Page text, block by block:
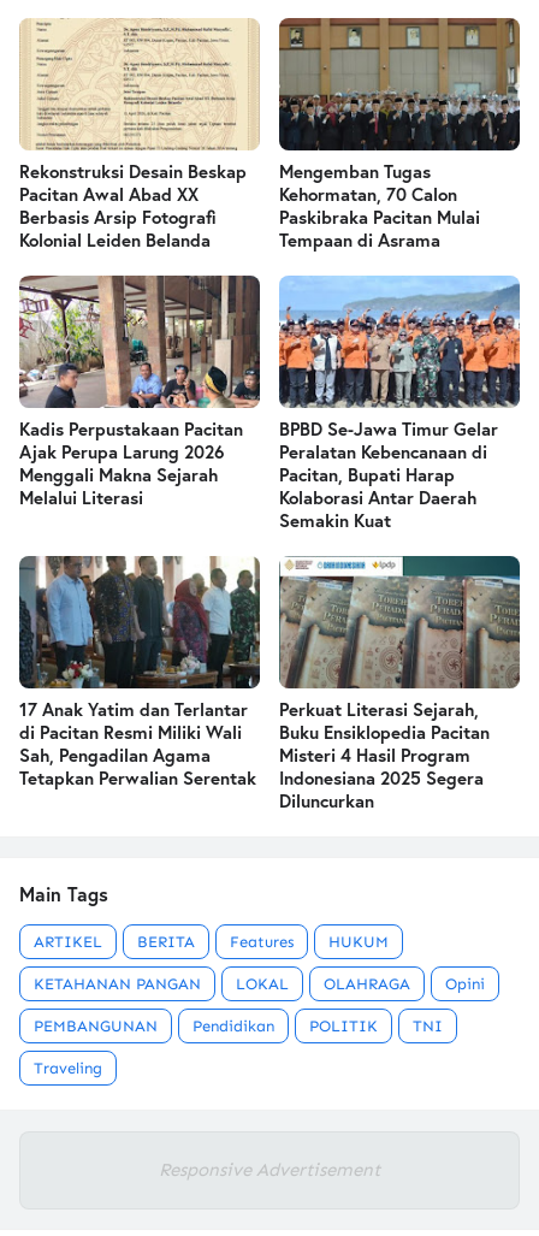
Rekonstruksi Desain Beskap
Pacitan Awal Abad XX
Berbasis Arsip Fotografi
Kolonial Leiden Belanda
Mengemban Tugas
Kehormatan, 70 Calon
Paskibraka Pacitan Mulai
Tempaan di Asrama
Kadis Perpustakaan Pacitan
Ajak Perupa Larung 2026
Menggali Makna Sejarah
Melalui Literasi
BPBD Se-Jawa Timur Gelar
Peralatan Kebencanaan di
Pacitan, Bupati Harap
Kolaborasi Antar Daerah
Semakin Kuat
17 Anak Yatim dan Terlantar
di Pacitan Resmi Miliki Wali
Sah, Pengadilan Agama
Tetapkan Perwalian Serentak
Perkuat Literasi Sejarah,
Buku Ensiklopedia Pacitan
Misteri 4 Hasil Program
Indonesiana 2025 Segera
Diluncurkan
Main Tags
ARTIKEL BERITA Features HUKUM
KETAHANAN PANGAN LOKAL OLAHRAGA Opini
PEMBANGUNAN Pendidikan POLITIK TNI
Traveling
Responsive Advertisement